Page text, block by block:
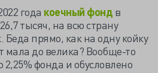
года коечный фонд в
тысяч, на всю страну
Беда прямо, как на одну койку
мала до велика? Вообще-то
фонда и обусловлено